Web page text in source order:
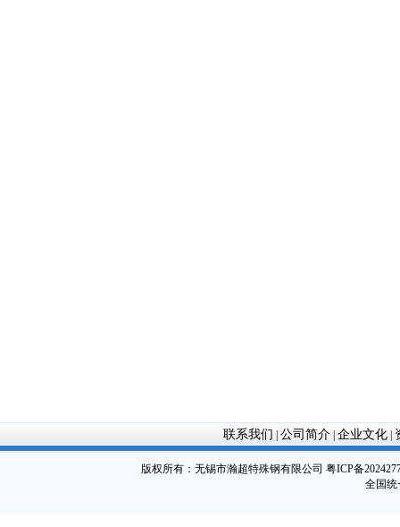
联系我们 公司简介| 企业文化|
版权所有： 无锡市瀚超特殊钢有限公司 粤ICP备
全国